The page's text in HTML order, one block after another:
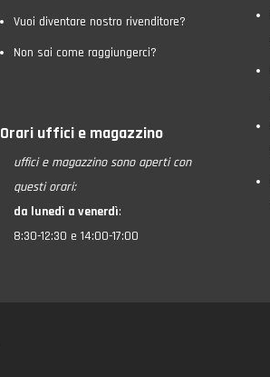
Vuoi diventare nostro rivenditore?
Non sai come raggiungerci?
Orari uffici e magazzino
uffici e magazzino sono aperti con
questi orari:
da lunedì a venerdì:
8:30-12:30 e 14:00-17:00